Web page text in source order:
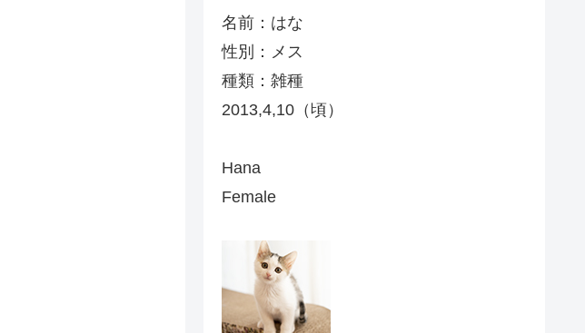
名前：はな
性別：メス
種類：雑種
2013,4,10（頃）
Hana
Female